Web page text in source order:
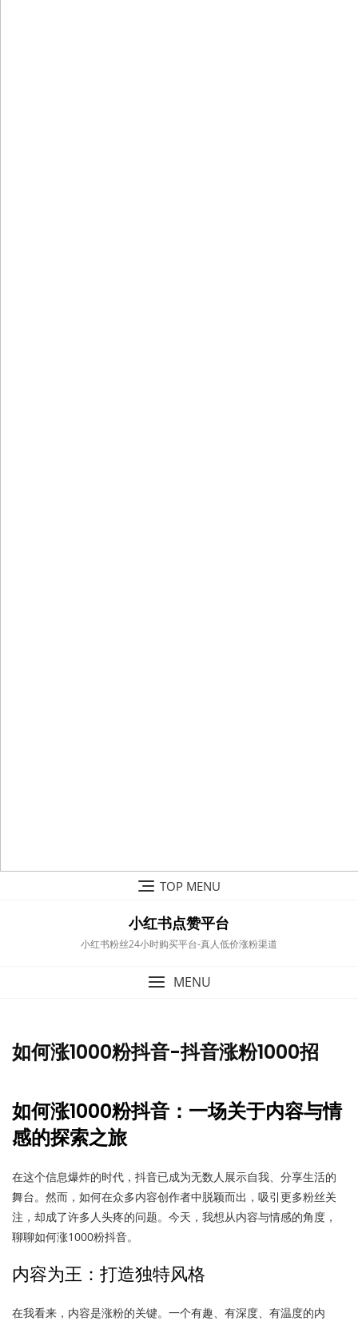
TOP MENU
小红书点赞平台
小红书粉丝24小时购买平台-真人低价涨粉渠道
MENU
如何涨1000粉抖音-抖音涨粉1000招
如何涨1000粉抖音：一场关于内容与情
感的探索之旅
在这个信息爆炸的时代，抖音已成为无数人展示自我、分享生活的
舞台。然而，如何在众多内容创作者中脱颖而出，吸引更多粉丝关
注，却成了许多人头疼的问题。今天，我想从内容与情感的角度，
聊聊如何涨1000粉抖音。
内容为王：打造独特风格
在我看来，内容是涨粉的关键。一个有趣、有深度、有温度的内